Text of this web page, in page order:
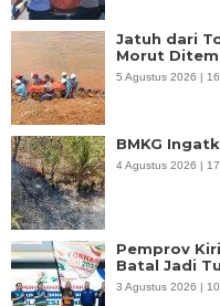
Jatuh dari
Morut
5 Agustus 2026 |
BMKG
4 Agustus 2026 |
Pemprov
Batal Jadi
3 Agustus 2026 |